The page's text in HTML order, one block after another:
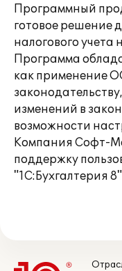
Программный
готовое решение
налогового учета
Программа
как применение
изменений в
возможности
Компания Софт-
поддержку
"1С:Бухгалтерия